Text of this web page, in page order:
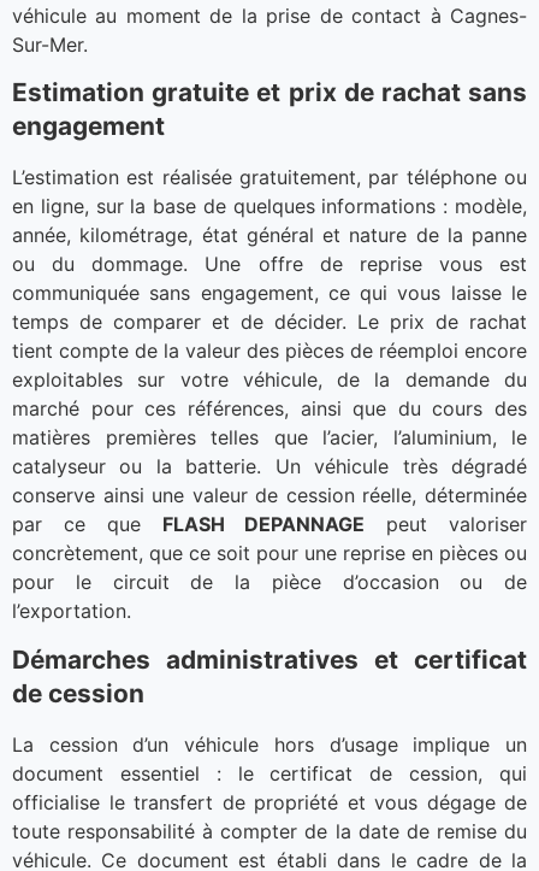
véhicule au moment de la prise de contact à Cagnes-
Sur-Mer.
Estimation gratuite et prix de rachat sans
engagement
L’estimation est réalisée gratuitement, par téléphone ou
en ligne, sur la base de quelques informations : modèle,
année, kilométrage, état général et nature de la panne
ou du dommage. Une offre de reprise vous est
communiquée sans engagement, ce qui vous laisse le
temps de comparer et de décider. Le prix de rachat
tient compte de la valeur des pièces de réemploi encore
exploitables sur votre véhicule, de la demande du
marché pour ces références, ainsi que du cours des
matières premières telles que l’acier, l’aluminium, le
catalyseur ou la batterie. Un véhicule très dégradé
conserve ainsi une valeur de cession réelle, déterminée
par ce que FLASH DEPANNAGE peut valoriser
concrètement, que ce soit pour une reprise en pièces ou
pour le circuit de la pièce d’occasion ou de
l’exportation.
Démarches administratives et certificat
de cession
La cession d’un véhicule hors d’usage implique un
document essentiel : le certificat de cession, qui
officialise le transfert de propriété et vous dégage de
toute responsabilité à compter de la date de remise du
véhicule. Ce document est établi dans le cadre de la